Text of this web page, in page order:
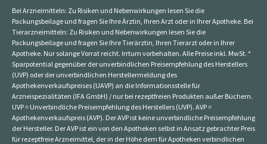
Bei Arzneimitteln: Zu Risiken und Nebenwirkungen lesen Sie die
Packungsbeilage und fragen Sie Ihre Ärztin, Ihren Arzt oder in Ihrer Apotheke. Bei
Tierarzneimitteln: Zu Risiken und Nebenwirkungen lesen Sie die
Packungsbeilage und fragen Sie Ihre Tierärztin, Ihren Tierarzt oder in Ihrer
Apotheke. Nur solange Vorrat reicht. Irrtum vorbehalten. Alle Preise inkl. MwSt. *
Sparpotential gegenüber der unverbindlichen Preisempfehlung des Herstellers
(UVP) oder der unverbindlichen Herstellermeldung des
Apothekenverkaufspreises (UAVP) an die Informationsstelle für
Arzneispezialitäten (IFA GmbH) / nur bei rezeptfreien Produkten außer Büchern.
UVP = Unverbindliche Preisempfehlung des Herstellers (UVP). AVP =
Apothekenverkaufspreis (AVP). Der AVP ist keine unverbindliche Preisempfehlung
der Hersteller. Der AVP ist ein von den Apotheken selbst in Ansatz gebrachter Preis
für rezeptfreie Arzneimittel, der in der Höhe dem für Apotheken verbindlichen